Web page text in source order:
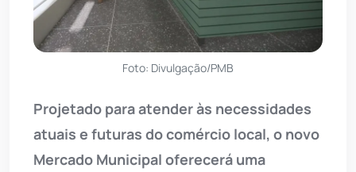
Foto: Divulgação/PMB
Projetado para atender às necessidades
atuais e futuras do comércio local, o novo
Mercado Municipal oferecerá uma